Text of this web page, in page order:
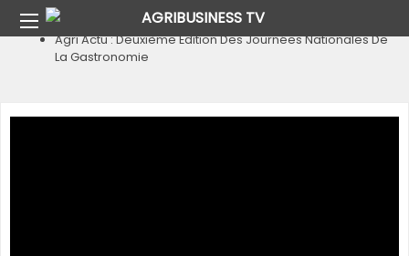
Agri Actu
Agri Actu : Deuxième Édition Des Journées Nationales De
La Gastronomie